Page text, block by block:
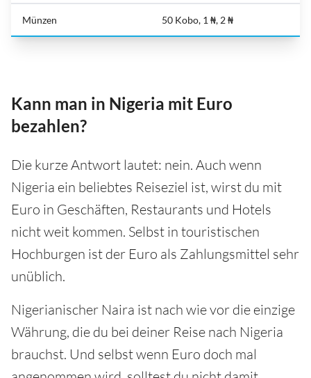
Münzen 50 Kobo, 1 ₦, 2 ₦
Kann man in Nigeria mit Euro
bezahlen?
Die kurze Antwort lautet: nein. Auch wenn
Nigeria ein beliebtes Reiseziel ist, wirst du mit
Euro in Geschäften, Restaurants und Hotels
nicht weit kommen. Selbst in touristischen
Hochburgen ist der Euro als Zahlungsmittel sehr
unüblich.
Nigerianischer Naira ist nach wie vor die einzige
Währung, die du bei deiner Reise nach Nigeria
brauchst. Und selbst wenn Euro doch mal